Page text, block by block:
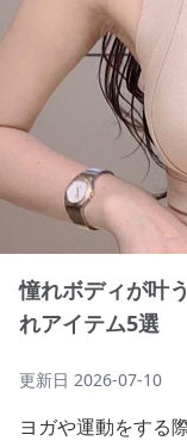
憧れボディが叶
れアイテム5選
更新日 2026-07-10
ヨガや運動をする